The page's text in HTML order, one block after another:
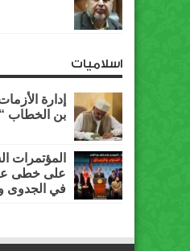
اسلاميات
إدارة
بن الخطاب
المؤتمرات
على خطى
في الجدوى